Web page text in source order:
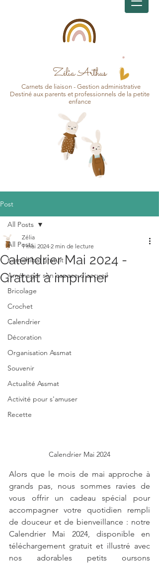
Zélia Arthus
Carnets de liaison - Gestion administrative
Destiné aux parents et professionnels de la petite
enfance
Post
All Posts
Kamishibaï gratuit
Aménager son espace d’accueil
Bricolage
Crochet
Calendrier
Décoration
Organisation Assmat
Souvenir
Actualité Assmat
Activité pour s'amuser
Recette
All Posts
Calendrier Mai 2024 -
Gratuit à imprimer
Zélia
1 mai 2024 2 min de lecture
Calendrier Mai 2024
Alors que le mois de mai approche à
grands pas, nous sommes ravies de
vous offrir un cadeau spécial pour
accompagner votre quotidien rempli
de douceur et de bienveillance : notre
Calendrier Mai 2024, disponible en
téléchargement gratuit et illustré avec
nos adorables petits oursons